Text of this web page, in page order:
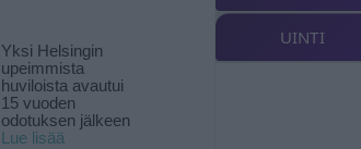
Yksi Helsingin
upeimmista
huviloista avautui
15 vuoden
odotuksen jälkeen
Lue lisää
UINTI